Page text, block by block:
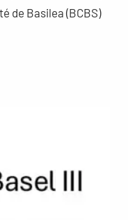
de Basilea (BCBS)